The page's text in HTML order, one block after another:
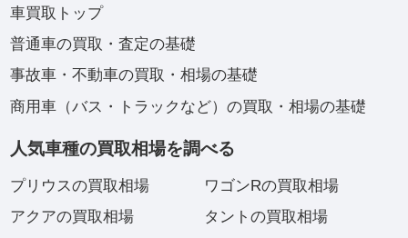
車買取トップ
普通車の買取・査定の基礎
事故車・不動車の買取・相場の基礎
商用車（バス・トラックなど）の買取・相場の基礎
人気車種の買取相場を調べる
プリウスの買取相場
アクアの買取相場
ワゴンRの買取相場
タントの買取相場